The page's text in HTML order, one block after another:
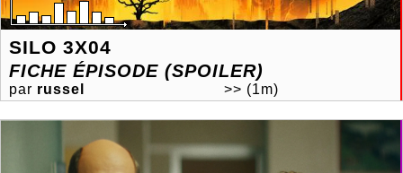
SILO 3X04
FICHE ÉPISODE (SPOILER)
par russel >> (1m)